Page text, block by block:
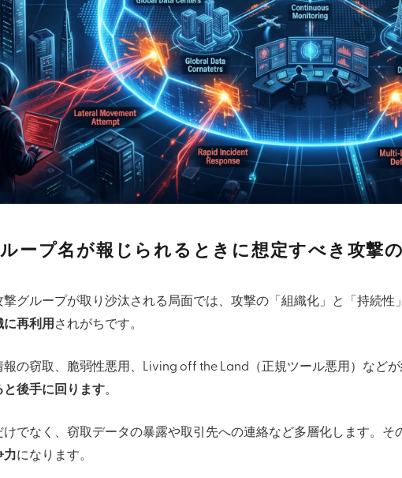
ープ名が報じられるときに想定すべき攻撃
グループが取り沙汰される局面では、攻撃の「組織化」と「持続性
再利用されがちです。
の窃取、脆弱性悪用、Living off the Land（正規ツール悪用）などが
後手に回ります。
でなく、窃取データの暴露や取引先への連絡など多層化します。そ
力になります。